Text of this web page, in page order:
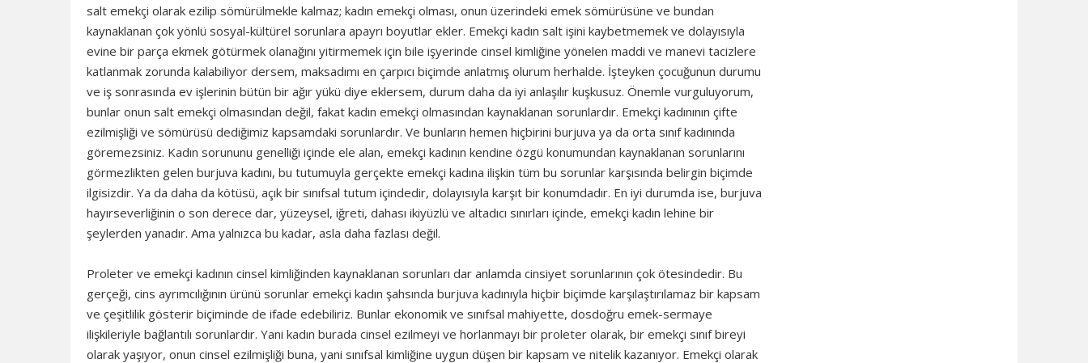
salt emekçi olarak ezilip sömürülmekle kalmaz; kadın emekçi olması, onun üzerindeki emek sömürüsüne ve bundan
kaynaklanan çok yönlü sosyal-kültürel sorunlara apayrı boyutlar ekler. Emekçi kadın salt işini kaybetmemek ve dolayısıyla
evine bir parça ekmek götürmek olanağını yitirmemek için bile işyerinde cinsel kimliğine yönelen maddi ve manevi tacizlere
katlanmak zorunda kalabiliyor dersem, maksadımı en çarpıcı biçimde anlatmış olurum herhalde. İşteyken çocuğunun durumu
ve iş sonrasında ev işlerinin bütün bir ağır yükü diye eklersem, durum daha da iyi anlaşılır kuşkusuz. Önemle vurguluyorum,
bunlar onun salt emekçi olmasından değil, fakat kadın emekçi olmasından kaynaklanan sorunlardır. Emekçi kadınının çifte
ezilmişliği ve sömürüsü dediğimiz kapsamdaki sorunlardır. Ve bunların hemen hiçbirini burjuva ya da orta sınıf kadınında
göremezsiniz. Kadın sorununu genelliği içinde ele alan, emekçi kadının kendine özgü konumundan kaynaklanan sorunlarını
görmezlikten gelen burjuva kadını, bu tutumuyla gerçekte emekçi kadına ilişkin tüm bu sorunlar karşısında belirgin biçimde
ilgisizdir. Ya da daha da kötüsü, açık bir sınıfsal tutum içindedir, dolayısıyla karşıt bir konumdadır. En iyi durumda ise, burjuva
hayırseverliğinin o son derece dar, yüzeysel, iğreti, dahası ikiyüzlü ve altadıcı sınırları içinde, emekçi kadın lehine bir
şeylerden yanadır. Ama yalnızca bu kadar, asla daha fazlası değil.
Proleter ve emekçi kadının cinsel kimliğinden kaynaklanan sorunları dar anlamda cinsiyet sorunlarının çok ötesindedir. Bu
gerçeği, cins ayrımcılığının ürünü sorunlar emekçi kadın şahsında burjuva kadınıyla hiçbir biçimde karşılaştırılamaz bir kapsam
ve çeşitlilik gösterir biçiminde de ifade edebiliriz. Bunlar ekonomik ve sınıfsal mahiyette, dosdoğru emek-sermaye
ilişkileriyle bağlantılı sorunlardır. Yani kadın burada cinsel ezilmeyi ve horlanmayı bir proleter olarak, bir emekçi sınıf bireyi
olarak yaşıyor, onun cinsel ezilmişliği buna, yani sınıfsal kimliğine uygun düşen bir kapsam ve nitelik kazanıyor. Emekçi olarak